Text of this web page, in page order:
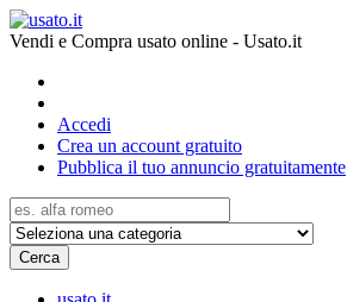
Vendi e Compra usato online - Usato.it
Accedi
Crea un account gratuito
Pubblica il tuo annuncio gratuitamente
Cerca